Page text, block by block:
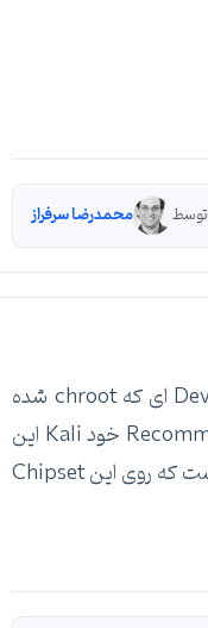
محمدرضا سرفراز
شما تقریبا می تونید روی هر Device ای که chroot شده
باشه Kali رو نصب کنید اما Recommand خود Kali این
دستگاه ها هست که مطمئن هست که روی این Chipset